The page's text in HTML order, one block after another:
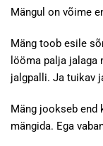
Mängul on võime
Mäng toob esile
lööma palja jalaga
jalgpalli. Ja tuikav
Mäng jookseb end
mängida. Ega